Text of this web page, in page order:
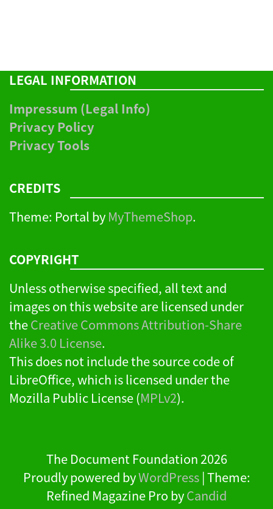
LEGAL INFORMATION
Impressum (Legal Info)
Privacy Policy
Privacy Tools
CREDITS
Theme: Portal by MyThemeShop.
COPYRIGHT
Unless otherwise specified, all text and
images on this website are licensed under
theCreative Commons Attribution-Share
Alike 3.0 License.
This does not include the source code of
LibreOffice, which is licensed under the
Mozilla Public License (MPLv2).
The Document Foundation 2026
Proudly powered byWordPress |Theme:
Refined Magazine Pro byCandid